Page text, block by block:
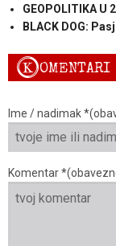
GEOPOLITIKA U
BLACK DOG:
KOMENTARI
Ime / nadimak
Komentar